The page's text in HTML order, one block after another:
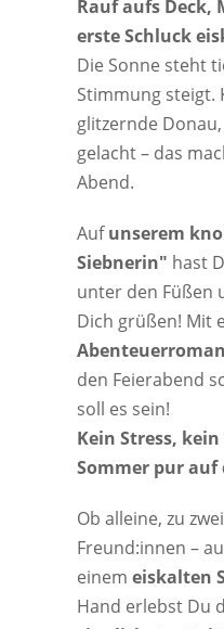
Rauf aufs Deck,
erste Schluck
Die Sonne steht
Stimmung steigt.
glitzernde
gelacht – das
Abend.
Aufunserem
Siebnerin" hast
unter den Füßen
Dich grüßen! Mit
den Feierabend
soll es sein!
Kein Stress,
Sommer pur auf
Ob alleine, zu
Freund:innen –
einem eiskalten
Hand erlebst Du